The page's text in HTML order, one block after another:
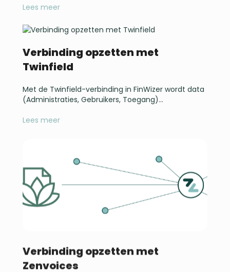
Lees meer
Verbinding opzetten met
Twinfield
Met de Twinfield-verbinding in FinWizer wordt data
(Administraties, Gebruikers, Toegang)...
Lees meer
Verbinding opzetten met
Zenvoices